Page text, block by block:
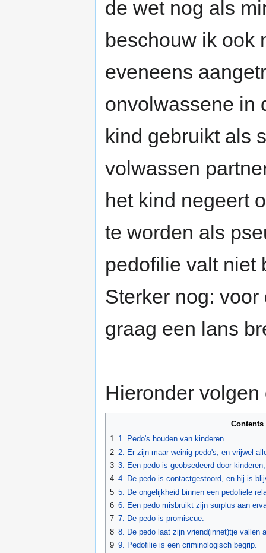
de wet nog als
beschouw ik ook
eveneens
onvolwassene in
kind gebruikt als
volwassen
het kind negeert
te worden als
pedofilie valt niet
Sterker nog:
graag een lans
Hieronder
Contents
1 1. Pedo's houden van kinderen.
2 2. Er zijn maar weinig pedo's, en vrijwel
3 3. Een pedo is geobsedeerd door
4 4. De pedo is contactgestoord, en hij is
5 5. De ongelijkheid binnen een pedofiele
6 6. Een pedo misbruikt zijn surplus aan
7 7. De pedo is promiscue.
8 8. De pedo laat zijn vriend(innet)tje vallen
9 9. Pedofilie is een criminologisch begrip.